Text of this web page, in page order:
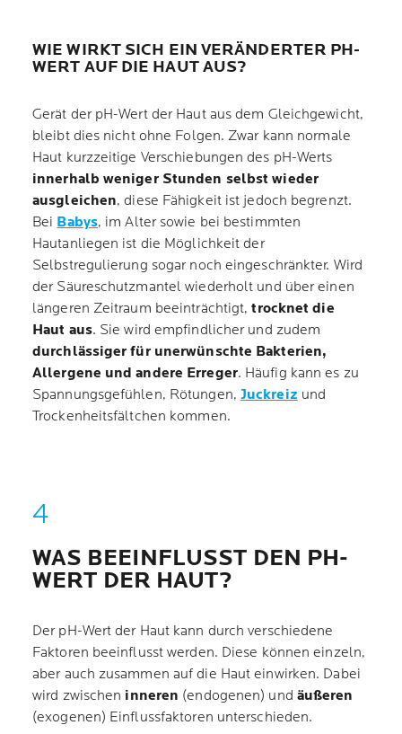
WIE WIRKT SICH EIN VERÄNDERTER PH-
WERT AUF DIE HAUT AUS?
Gerät der pH-Wert der Haut aus dem Gleichgewicht,
bleibt dies nicht ohne Folgen. Zwar kann normale
Haut kurzzeitige Verschiebungen des pH-Werts
innerhalb weniger Stunden selbst wieder
ausgleichen, diese Fähigkeit ist jedoch begrenzt.
Bei Babys, im Alter sowie bei bestimmten
Hautanliegen ist die Möglichkeit der
Selbstregulierung sogar noch eingeschränkter. Wird
der Säureschutzmantel wiederholt und über einen
längeren Zeitraum beeinträchtigt,trocknet die
Haut aus. Sie wird empfindlicher und zudem
durchlässiger für unerwünschte Bakterien,
Allergene und andere Erreger. Häufig kann es zu
Spannungsgefühlen, Rötungen, Juckreiz und
Trockenheitsfältchen kommen.
WAS BEEINFLUSST DEN PH-
WERT DER HAUT?
Der pH-Wert der Haut kann durch verschiedene
Faktoren beeinflusst werden. Diese können einzeln,
aber auch zusammen auf die Haut einwirken. Dabei
wird zwischen inneren (endogenen) und äußeren
(exogenen) Einflussfaktoren unterschieden.